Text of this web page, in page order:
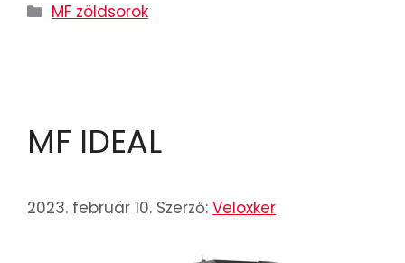
MF zöldsorok
MF IDEAL
2023. február 10. Szerző: Veloxker